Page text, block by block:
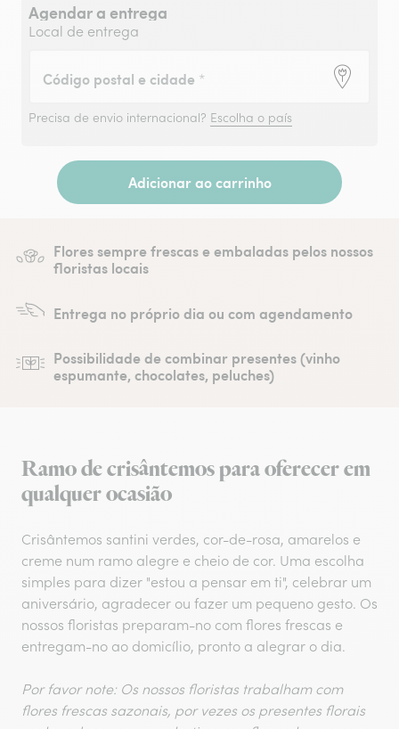
Agendar a entrega
Local de entrega
Código postal e cidade *
Precisa de envio internacional? Escolha o país
Adicionar ao carrinho
Flores sempre frescas e embaladas pelos nossos
floristas locais
Entrega no próprio dia ou com agendamento
Possibilidade de combinar presentes (vinho
espumante, chocolates, peluches)
Ramo de crisântemos para oferecer em
qualquer ocasião
Crisântemos santini verdes, cor-de-rosa, amarelos e
creme num ramo alegre e cheio de cor. Uma escolha
simples para dizer "estou a pensar em ti", celebrar um
aniversário, agradecer ou fazer um pequeno gesto. Os
nossos floristas preparam-no com flores frescas e
entregam-no ao domicílio, pronto a alegrar o dia.
Por favor note: Os nossos floristas trabalham com
flores frescas sazonais, por vezes os presentes florais